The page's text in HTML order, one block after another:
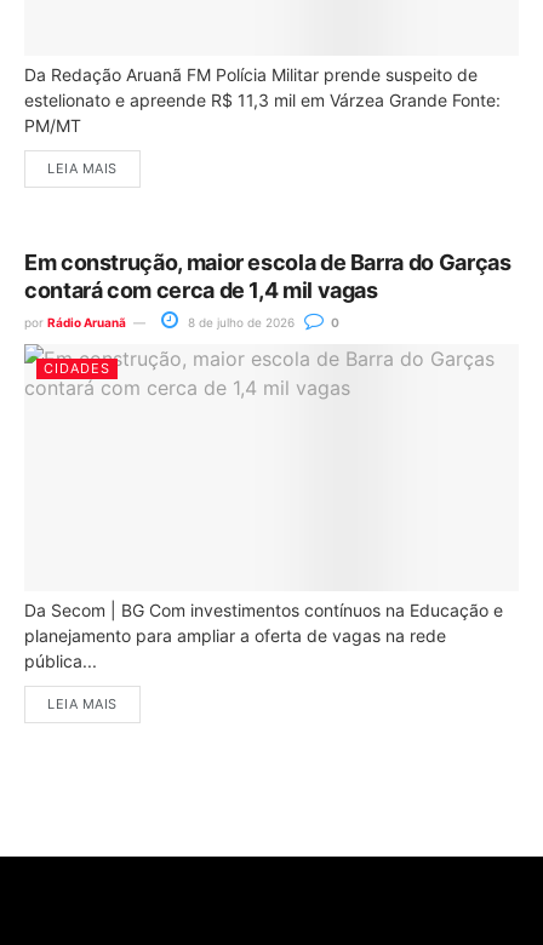
Da Redação Aruanã FM Polícia Militar prende suspeito de
estelionato e apreende R$ 11,3 mil em Várzea Grande Fonte:
PM/MT
LEIA MAIS
Em construção, maior escola de Barra do Garças
contará com cerca de 1,4 mil vagas
por Rádio Aruanã 8 de julho de 2026 0
CIDADES
Da Secom | BG Com investimentos contínuos na Educação e
planejamento para ampliar a oferta de vagas na rede
pública...
LEIA MAIS